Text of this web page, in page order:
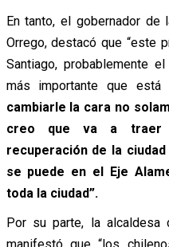
En tanto, el gobernador de
Orrego, destacó que “este
Santiago, probablemente
más importante que está
cambiarle la cara no
creo que va a traer
recuperación de la
se puede en el Eje
toda la ciudad”.
Por su parte, la alcaldesa
manifestó que “los